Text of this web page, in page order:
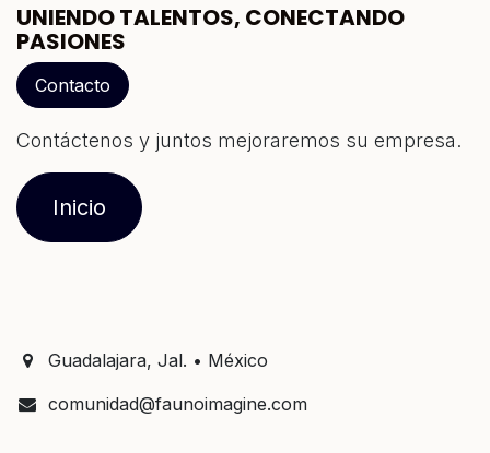
UNIENDO TALENTOS, CONECTANDO
PASIONES
Contacto
Contáctenos y juntos mejoraremos su empresa.
Inicio
Guadalajara, Jal. • México
comunidad@faunoimagine.com